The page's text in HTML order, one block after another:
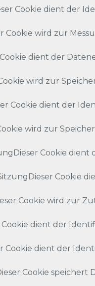
Cookie dient der
Cookie wird zur
dient der
wird zur
Cookie dient der
wird zur
Cookie
Cookie wird zur
dient der
dient der
Cookie speichert